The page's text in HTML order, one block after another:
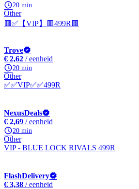
20 min
Other
🟥✅【VIP】🟥499R🟥
Trove
€ 2,62 / eenheid
20 min
Other
✅✅VIP✅✅499R
NexusDeals
€ 2,69 / eenheid
20 min
Other
VIP - BLUE LOCK RIVALS 499R
FlashDelivery
€ 3,38 / eenheid